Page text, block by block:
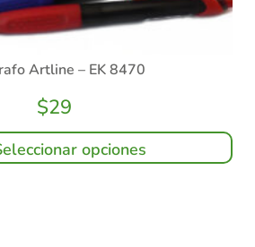
Artline – EK 8470
$29
opciones